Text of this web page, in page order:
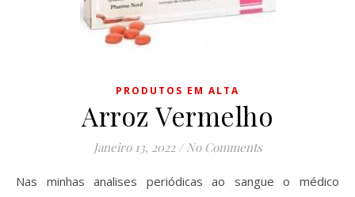
PRODUTOS EM ALTA
Arroz Vermelho
Janeiro 13, 2022 / No Comments
Nas minhas analises periódicas ao sangue o médico